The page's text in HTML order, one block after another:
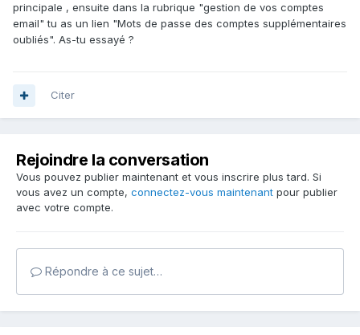
principale , ensuite dans la rubrique "gestion de vos comptes
email" tu as un lien "Mots de passe des comptes supplémentaires
oubliés". As-tu essayé ?
Citer
Rejoindre la conversation
Vous pouvez publier maintenant et vous inscrire plus tard. Si
vous avez un compte, connectez-vous maintenant pour publier
avec votre compte.
Répondre à ce sujet…